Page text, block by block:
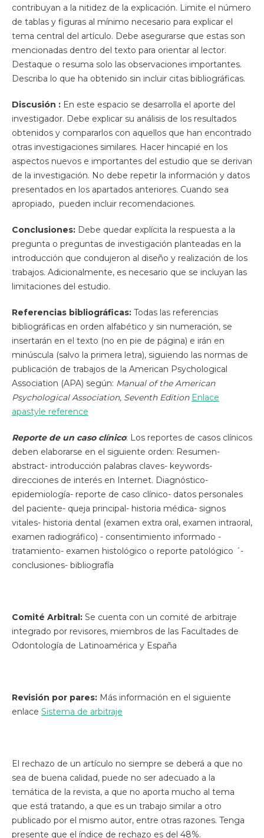
contribuyan a la nitidez de la explicación. Limite el número
de tablas y figuras al mínimo necesario para explicar el
tema central del artículo. Debe asegurarse que estas son
mencionadas dentro del texto para orientar al lector.
Destaque o resuma solo las observaciones importantes.
Describa lo que ha obtenido sin incluir citas bibliográficas.
Discusión :En este espacio se desarrolla el aporte del
investigador. Debe explicar su análisis de los resultados
obtenidos y compararlos con aquellos que han encontrado
otras investigaciones similares. Hacer hincapié en los
aspectos nuevos e importantes del estudio que se derivan
de la investigación. No debe repetir la información y datos
presentados en los apartados anteriores. Cuando sea
apropiado, pueden incluir recomendaciones.
Conclusiones: Debe quedar explícita la respuesta a la
pregunta o preguntas de investigación planteadas en la
introducción que condujeron al diseño y realización de los
trabajos. Adicionalmente, es necesario que se incluyan las
limitaciones del estudio.
Referencias bibliográficas:Todas las referencias
bibliográficas en orden alfabético y sin numeración, se
insertarán en el texto (no en pie de página) e irán en
minúscula (salvo la primera letra), siguiendo las normas de
publicación de trabajos de la American Psychological
Association (APA) según: Manual of the American
Psychological Association, Seventh Edition Enlace
apastyle reference
Reporte de un caso clínico: Los reportes de casos clínicos
deben elaborarse en el siguiente orden: Resumen-
abstract- introducción palabras claves- keywords-
direcciones de interés en Internet. Diagnóstico-
epidemiología- reporte de caso clínico- datos personales
del paciente- queja principal- historia médica- signos
vitales- historia dental (examen extra oral, examen intraoral,
examen radiográfico) - consentimiento informado -
tratamiento- examen histológico o reporte patológico ´-
conclusiones- bibliografía
Comité Arbitral:Se cuenta con un comité de arbitraje
integrado por revisores, miembros de las Facultades de
Odontología de Latinoamérica y España
Revisión por pares:Más información en el siguiente
enlace Sistema de arbitraje
El rechazo de un artículo no siempre se deberá a que no
sea de buena calidad, puede no ser adecuado a la
temática de la revista, a que no aporta mucho al tema
que está tratando, a que es un trabajo similar a otro
publicado por el mismo autor, entre otras razones. Tenga
presente que el índice de rechazo es del 48%.